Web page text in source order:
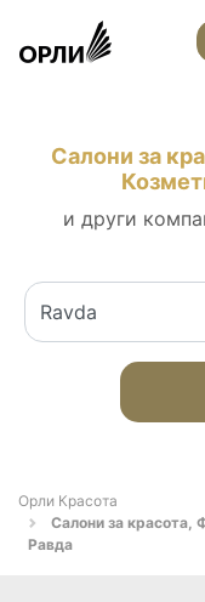
Салони за
и други
Орли Красота
Салони за красота,
Равда